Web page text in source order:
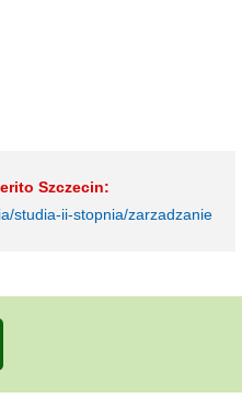
Szczecin:
studia-ii-stopnia/zarzadzanie